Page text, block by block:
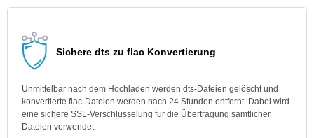
Sichere dts zu flac Konvertierung
Unmittelbar nach dem Hochladen werden dts-Dateien gelöscht und
konvertierte flac-Dateien werden nach 24 Stunden entfernt. Dabei wird
eine sichere SSL-Verschlüsselung für die Übertragung sämtlicher
Dateien verwendet.